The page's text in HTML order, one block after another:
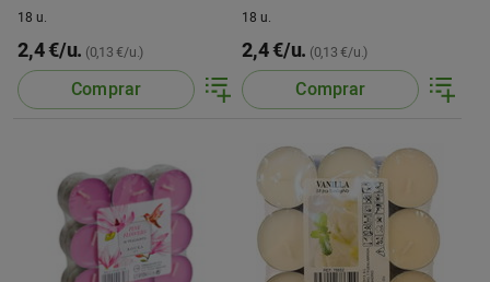
18 u.
2,4 €/u. (0,13 €/u.)
Comprar
18 u.
2,4 €/u. (0,13 €/u.)
Comprar